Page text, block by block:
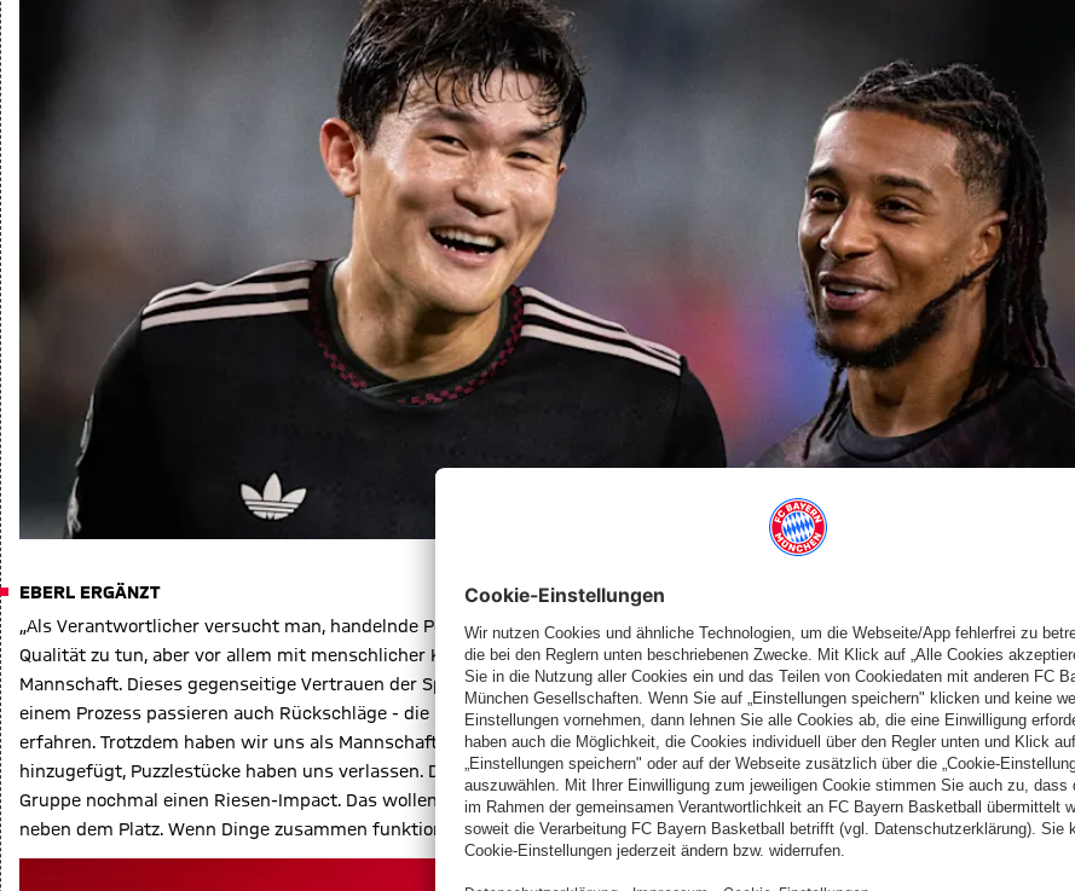
EBERL ERGÄNZT
„Als Verantwortlicher versucht man, handelnde Personen zusammen zu bringen, die den Erfolg ermöglichen. Das hat mit
Qualität zu tun, aber vor allem mit menschlicher Kompetenz zu tun, sowohl im Staff als auch in der Führung und in der
Mannschaft. Dieses gegenseitige Vertrauen der Spieler an den Trainer hat sich in den letzten 19 Monaten entwickelt. In so
einem Prozess passieren auch Rückschläge - die haben wir mit dem Ausscheiden gegen Inter Mailand und Leverkusen
erfahren. Trotzdem haben wir uns als Mannschaft immer weiterentwickelt. Im Sommer haben wir noch einmal Puzzlestücke
hinzugefügt, Puzzlestücke haben uns verlassen. Diese Klub-WM, knapp vier Wochen, die wir erleben durften, hatte für uns als
Gruppe nochmal einen Riesen-Impact. Das wollen wir natürlich weitertreiben. Fußball ist ein Mannschaftssport – auf und
neben dem Platz. Wenn Dinge zusammen funktionieren, kannst du auch erfolgreich sein.“